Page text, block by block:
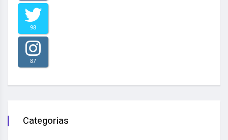
98
87
Categorias